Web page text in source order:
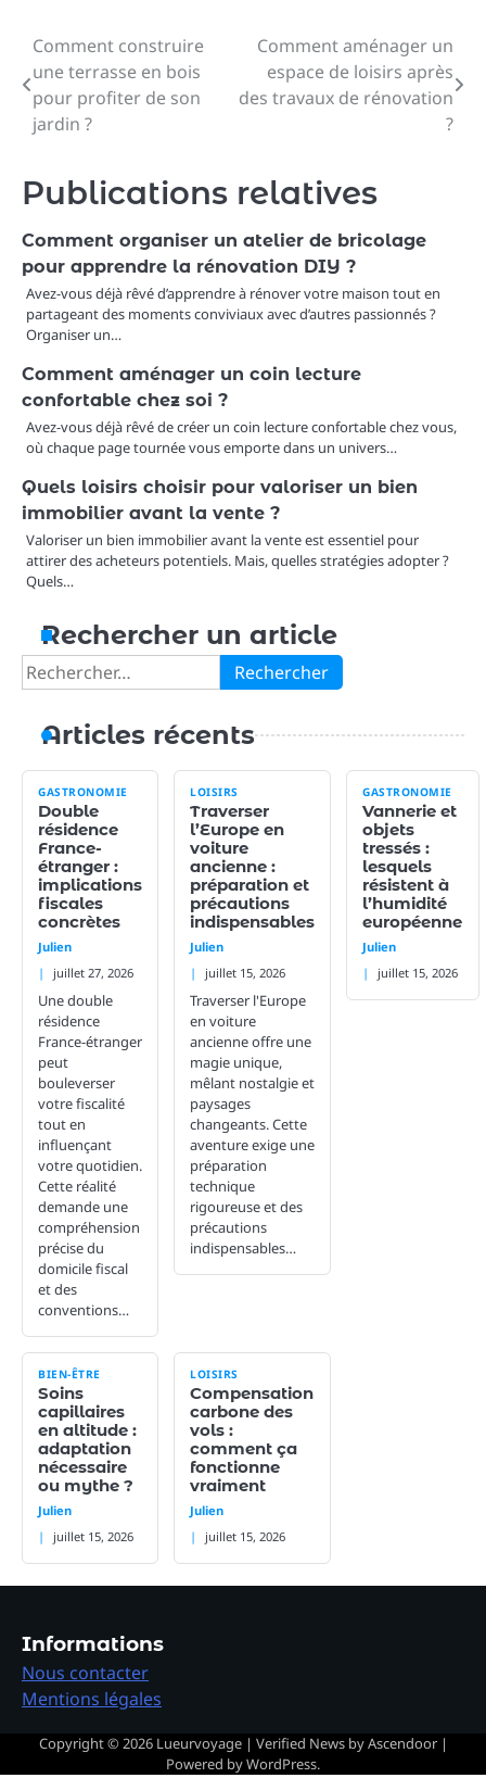
Navigation
de
l’article
Comment construire
une terrasse en bois
pour profiter de son
jardin ?
Comment aménager un
espace de loisirs après
des travaux de rénovation
?
Publications relatives
Comment organiser un atelier de bricolage
pour apprendre la rénovation DIY ?
Avez-vous déjà rêvé d’apprendre à rénover votre maison tout en
partageant des moments conviviaux avec d’autres passionnés ?
Organiser un…
Comment aménager un coin lecture
confortable chez soi ?
Avez-vous déjà rêvé de créer un coin lecture confortable chez vous,
où chaque page tournée vous emporte dans un univers…
Quels loisirs choisir pour valoriser un bien
immobilier avant la vente ?
Valoriser un bien immobilier avant la vente est essentiel pour
attirer des acheteurs potentiels. Mais, quelles stratégies adopter ?
Quels…
Rechercher un article
Rechercher :
Articles récents
GASTRONOMIE
Double
résidence
France-
étranger :
implications
fiscales
concrètes
Julien
juillet 27, 2026
Une double
résidence
France-étranger
peut
bouleverser
votre fiscalité
tout en
influençant
votre quotidien.
Cette réalité
demande une
compréhension
précise du
domicile fiscal
et des
conventions…
LOISIRS
Traverser
l’Europe en
voiture
ancienne :
préparation et
précautions
indispensables
Julien
juillet 15, 2026
Traverser l'Europe
en voiture
ancienne offre une
magie unique,
mêlant nostalgie et
paysages
changeants. Cette
aventure exige une
préparation
technique
rigoureuse et des
précautions
indispensables…
GASTRONOMIE
Vannerie et
objets
tressés :
lesquels
résistent à
l’humidité
européenne
Julien
juillet 15, 2026
BIEN-ÊTRE
Soins
capillaires
en altitude :
adaptation
nécessaire
ou mythe ?
Julien
juillet 15, 2026
LOISIRS
Compensation
carbone des
vols :
comment ça
fonctionne
vraiment
Julien
juillet 15, 2026
Informations
Nous contacter
Mentions légales
Copyright © 2026 Lueurvoyage| Verified News byAscendoor|
Powered byWordPress.